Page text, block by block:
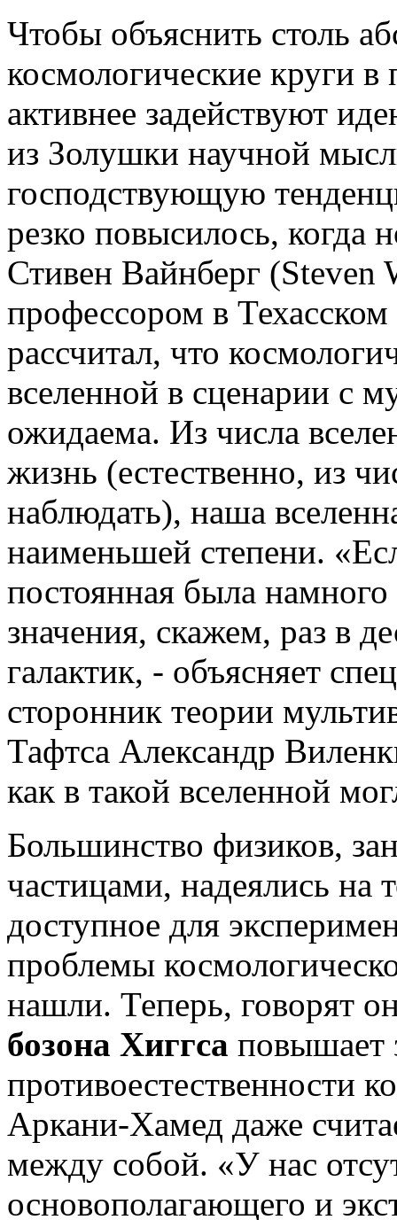
Чтобы объяснить столь
космологические круги в
активнее задействуют
из Золушки научной
господствующую
резко повысилось, когда
Стивен Вайнберг
профессором в
рассчитал, что
вселенной в сценарии с
ожидаема. Из числа
жизнь (естественно, из
наблюдать), наша
наименьшей степени.
постоянная была
значения, скажем, раз в
галактик, - объясняет
сторонник теории
Тафтса Александр
как в такой вселенной
Большинство физиков,
частицами, надеялись на
доступное для
проблемы
нашли. Теперь, говорят
бозона Хиггса повышает
противоестественности
Аркани-Хамед даже
между собой. «У нас
основополагающего и